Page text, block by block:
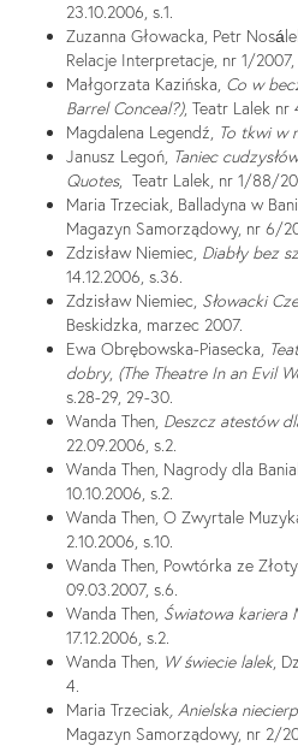
23.10.2006, s.1.
Zuzanna Głowacka, Petr
Relacje Interpretacje, nr 1/2007,
Małgorzata Kazińska, Co w
Barrel Conceal?), Teatr Lalek nr
Magdalena Legendź, To tkwi w
Janusz Legoń, Taniec
Quotes, Teatr Lalek, nr 1/88/
Maria Trzeciak, Balladyna w
Magazyn Samorządowy, nr 6/
Zdzisław Niemiec, Diabły bez
14.12.2006, s.36.
Zdzisław Niemiec, Słowacki
Beskidzka, marzec 2007.
Ewa Obrębowska-Piasecka,
dobry, (The Theatre In an Evil
s.28-29, 29-30.
Wanda Then, Deszcz atestów
22.09.2006, s.2.
Wanda Then, Nagrody dla
10.10.2006, s.2.
Wanda Then, O Zwyrtale
2.10.2006, s.10.
Wanda Then, Powtórka ze
09.03.2007, s.6.
Wanda Then, Światowa kariera
17.12.2006, s.2.
Wanda Then, W świecie lalek,
4.
Maria Trzeciak, Anielska
Magazyn Samorządowy, nr 2/